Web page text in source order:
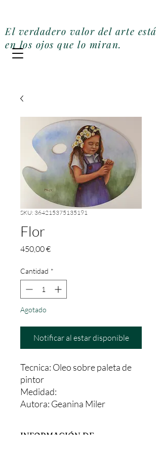
El verdadero valor del arte está
en los ojos que lo miran.
SKU: 364215375135191
Flor
450,00 €Precio
Cantidad *
Agotado
Notificar al estar disponible
Tecnica: Oleo sobre paleta de
pintor
Medidad:
Autora: Geanina Miler
INFORMACIÓN DE